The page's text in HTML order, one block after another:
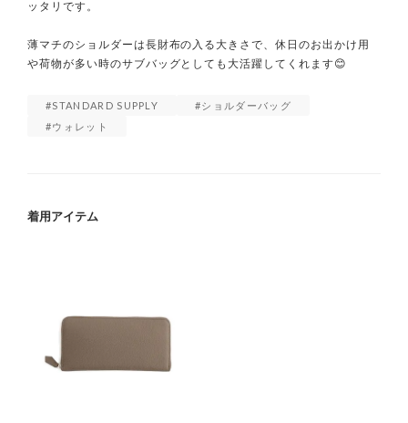
ッタリです。
薄マチのショルダーは長財布の入る大きさで、休日のお出かけ用
や荷物が多い時のサブバッグとしても大活躍してくれます😊
STANDARD SUPPLY
ショルダーバッグ
ウォレット
着用アイテム